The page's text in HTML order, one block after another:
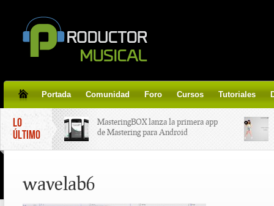
Portada Comunidad Foro Cursos Tutoriales
LO
ÚLTIMO
MasteringBOX lanza la primera app
de Mastering para Android
wavelab6